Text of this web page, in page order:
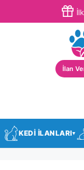
İlan
KEDİ İLANLARI▾